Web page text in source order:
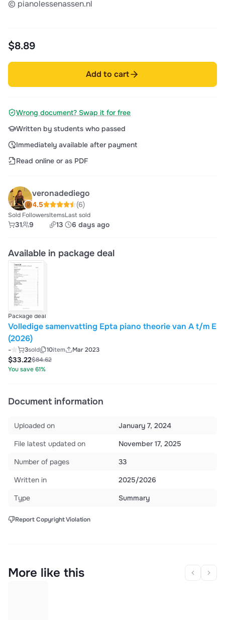
© pianolessenassen.nl
$8.89
Add to cart
Wrong document? Swap it for free
Written by students who passed
Immediately available after payment
Read online or as PDF
veronadediego
4.5 (6)
Sold
31
Followers
9
Items
13
Last sold
6 days ago
Available in package deal
Package deal
Volledige samenvatting Epta piano theorie van A t/m E
(2026)
- 3sold 10item
Mar 2023
$84.62
$33.22
You save 61%
Document information
Uploaded on
January 7, 2024
File latest updated on
November 17, 2025
Number of pages
33
Written in
2025/2026
Type
Summary
Report Copyright Violation
More like this